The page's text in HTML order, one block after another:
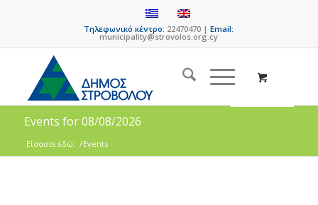
Τηλεφωνικό κέντρο: 22470470 |Email:
municipality@strovolos.org.cy
Events for 08/08/2026
Είσαστε εδώ: /Events